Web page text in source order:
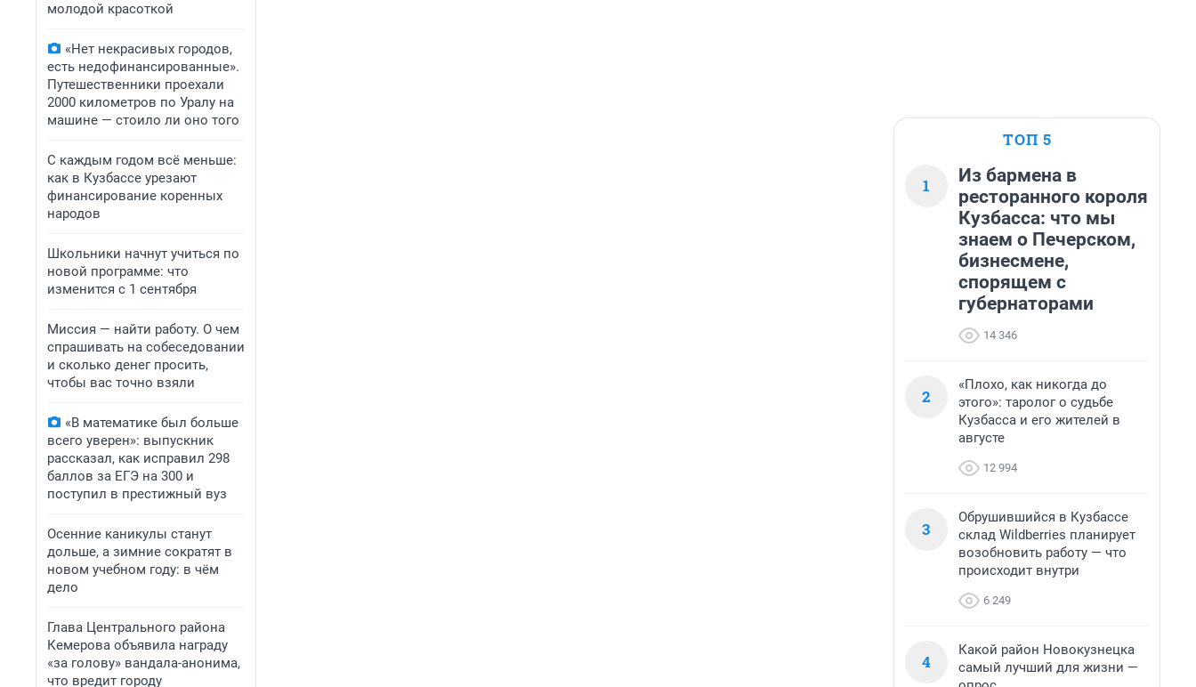
молодой красоткой
«Нет некрасивых городов,
есть недофинансированные».
Путешественники проехали
2000 километров по Уралу на
машине — стоило ли оно того
С каждым годом всё меньше:
как в Кузбассе урезают
финансирование коренных
народов
Школьники начнут учиться по
новой программе: что
изменится с 1 сентября
Миссия — найти работу. О чем
спрашивать на собеседовании
и сколько денег просить,
чтобы вас точно взяли
«В математике был больше
всего уверен»: выпускник
рассказал, как исправил 298
баллов за ЕГЭ на 300 и
поступил в престижный вуз
Осенние каникулы станут
дольше, а зимние сократят в
новом учебном году: в чём
дело
Глава Центрального района
Кемерова объявила награду
«за голову» вандала-анонима,
что вредит городу
ТОП 5
1
Из бармена в
ресторанного короля
Кузбасса: что мы
знаем о Печерском,
бизнесмене,
спорящем с
губернаторами
14 346
2
«Плохо, как никогда до
этого»: таролог о судьбе
Кузбасса и его жителей в
августе
12 994
3
Обрушившийся в Кузбассе
склад Wildberries планирует
возобновить работу — что
происходит внутри
6 249
4
Какой район Новокузнецка
самый лучший для жизни —